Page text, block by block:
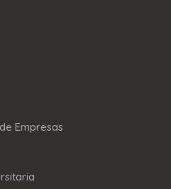
Empresas